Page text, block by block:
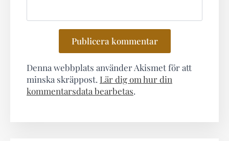
Denna webbplats använder Akismet för att
minska skräppost. Lär dig om hur din
kommentarsdata bearbetas.